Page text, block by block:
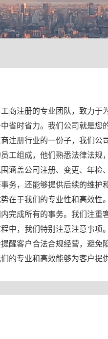
商注册的专业团队，致力于
省时省力。我们公司就是您
注册行业的一份子，我们公
工组成，他们熟悉法律法规
涵盖公司注册、变更、年检
务，还能够提供后续的维护
在于我们的专业性和高效性
完成所有的事务。我们注重
中，我们特别注意注意事项
醒客户合法合规经营，避免
的专业和高效能够为客户提